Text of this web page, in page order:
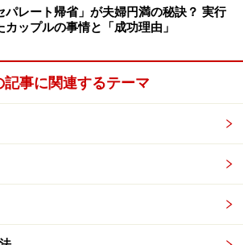
パレート帰省」が夫婦円満の秘訣？ 実行
カップルの事情と「成功理由」
記事に関連するテーマ